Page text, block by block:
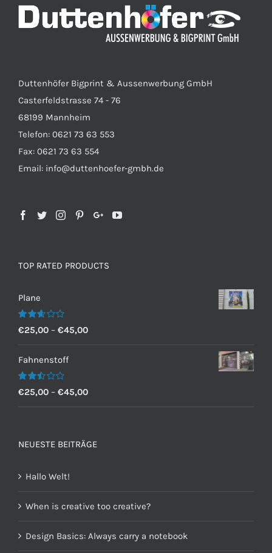
Duttenhöfer Bigprint & Aussenwerbung GmbH
Casterfeldstrasse 74 - 76
68199 Mannheim
Telefon: 0621 73 63 553
Fax: 0621 73 63 554
Email: info@duttenhoefer-gmbh.de
TOP RATED PRODUCTS
Plane
Bewertet
mit
2.60
von 5
€25,00 – €45,00
Fahnenstoff
Bewertet
mit
2.50
€25,00 – €45,00
NEUESTE BEITRÄGE
Hallo Welt!
When is creative too creative?
Design Basics: Always carry a notebook